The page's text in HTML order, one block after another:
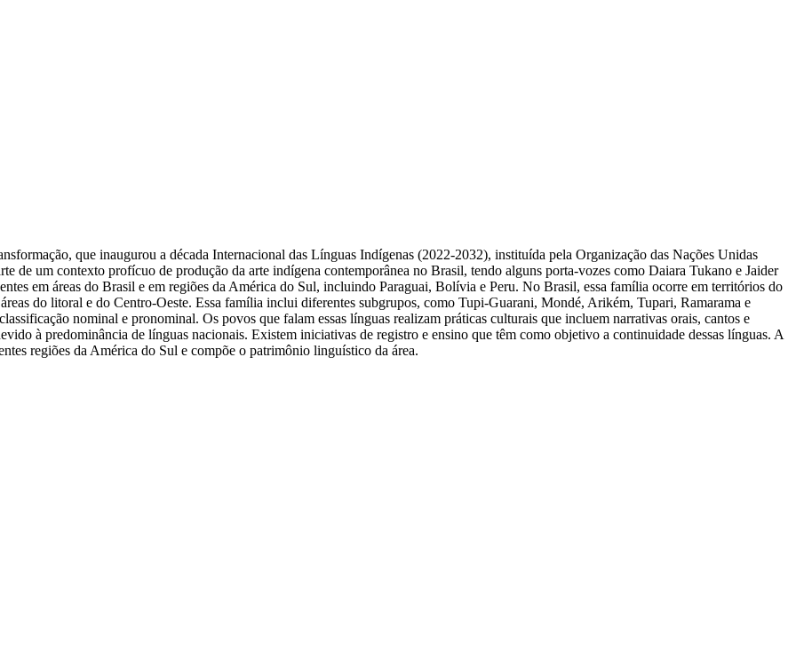
que inaugurou a década Internacional das Línguas Indígenas (2022-2032), instituída pela Organização das Nações Unidas
de um contexto profícuo de produção da arte indígena contemporânea no Brasil, tendo alguns porta-vozes como Daiara Tukano e Jaider
em áreas do Brasil e em regiões da América do Sul, incluindo Paraguai, Bolívia e Peru. No Brasil, essa família ocorre em territórios do
do litoral e do Centro-Oeste. Essa família inclui diferentes subgrupos, como Tupi-Guarani, Mondé, Arikém, Tupari, Ramarama e
nominal e pronominal. Os povos que falam essas línguas realizam práticas culturais que incluem narrativas orais, cantos e
à predominância de línguas nacionais. Existem iniciativas de registro e ensino que têm como objetivo a continuidade dessas línguas. A
regiões da América do Sul e compõe o patrimônio linguístico da área.